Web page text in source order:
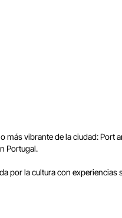
vibrante de la ciudad:
Portugal.
por la cultura con